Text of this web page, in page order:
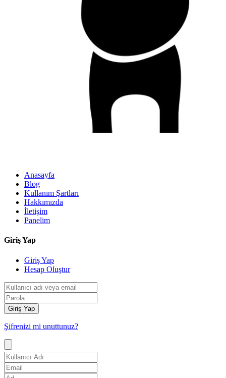
Anasayfa
Blog
Kullanım Şartları
Hakkımızda
İletişim
Panelim
Giriş Yap
Giriş Yap
Hesap Oluştur
Giriş Yap
Şifrenizi mi unuttunuz?